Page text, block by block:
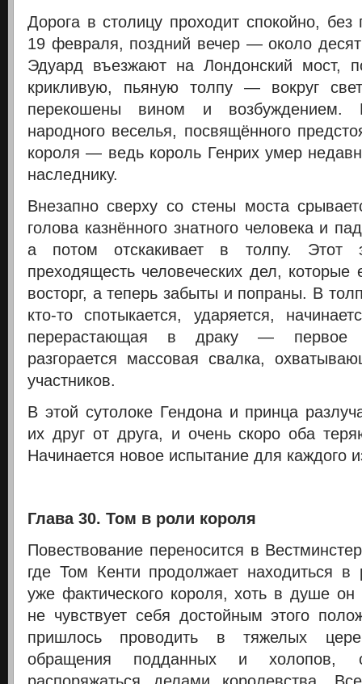
Дорога в столицу проходит спокойно,
19 февраля, поздний вечер — около
Эдуард въезжают на Лондонский мост,
крикливую, пьяную толпу — вокруг
перекошены вином и возбуждением.
народного веселья, посвящённого
короля — ведь король Генрих умер
наследнику.
Внезапно сверху со стены моста
голова казнённого знатного человека и
а потом отскакивает в толпу. Этот
преходящесть человеческих дел,
восторг, а теперь забыты и попраны. В
кто-то спотыкается, ударяется,
перерастающая в драку — первое
разгорается массовая свалка,
участников.
В этой сутолоке Гендона и принца
их друг от друга, и очень скоро оба
Начинается новое испытание для каждого
Глава 30. Том в роли короля
Повествование переносится в
где Том Кенти продолжает находиться
уже фактического короля, хоть в душе он
не чувствует себя достойным этого
пришлось проводить в тяжелых
обращения подданных и холопов,